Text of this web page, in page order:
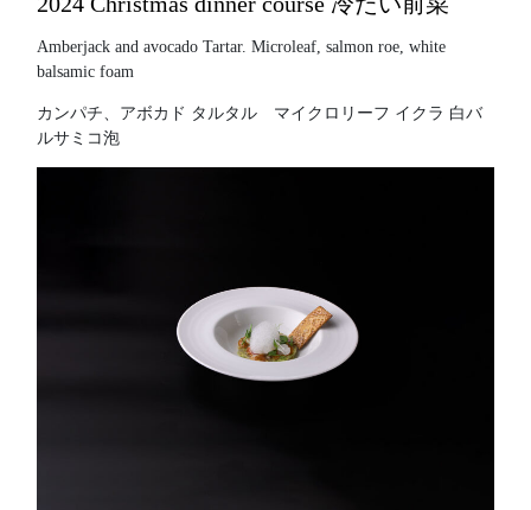
Amberjack and avocado Tartar. Microleaf, salmon roe, white
balsamic foam
カンパチ、アボカド タルタル マイクロリーフ イクラ 白バ
ルサミコ泡